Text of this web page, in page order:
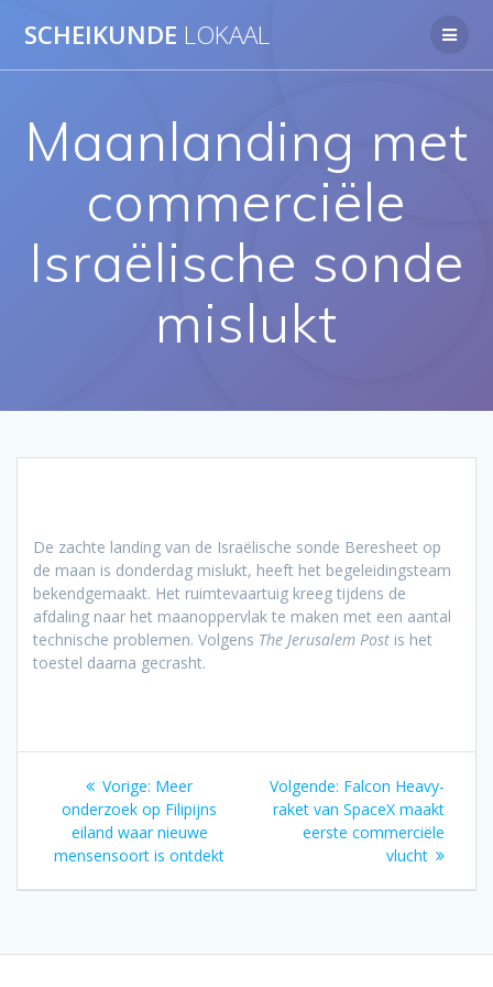
naar
SCHEIKUNDE LOKAAL
Maanlanding met
commerciële
Israëlische sonde
mislukt
De zachte landing van de Israëlische sonde Beresheet op
de maan is donderdag mislukt, heeft het begeleidingsteam
bekendgemaakt. Het ruimtevaartuig kreeg tijdens de
afdaling naar het maanoppervlak te maken met een aantal
technische problemen. Volgens The Jerusalem Post is het
toestel daarna gecrasht.
Bericht
navigatie
Vorige: Vorig
bericht:
Meer
onderzoek op Filipijns
eiland waar nieuwe
mensensoort is ontdekt
Volgende: Volgend
bericht:
Falcon Heavy-
raket van SpaceX maakt
eerste commerciële
vlucht